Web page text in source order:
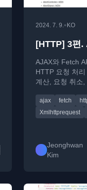
2024. 7. 9.• KO
[HTTP] 3편.
AJAX와 Fetch
HTTP 요청 처
계산, 요청 취소,
니다.
ajax fetch
Xmlhttprequest
Jeonghwan
Kim